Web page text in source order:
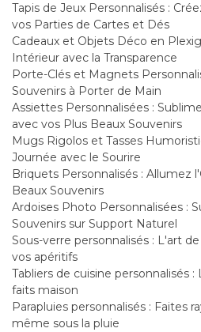
Tapis de Jeux Personnalisés :
vos Parties de Cartes et Dés
Cadeaux et Objets Déco en
Intérieur avec la Transparence
Porte-Clés et Magnets
Souvenirs à Porter de Main
Assiettes Personnalisées :
avec vos Plus Beaux Souvenirs
Mugs Rigolos et Tasses
Journée avec le Sourire
Briquets Personnalisés : Allumez
Beaux Souvenirs
Ardoises Photo Personnalisées :
Souvenirs sur Support Naturel
Sous-verre personnalisés : L'art
vos apéritifs
Tabliers de cuisine personnalisés
faits maison
Parapluies personnalisés : Faites
même sous la pluie